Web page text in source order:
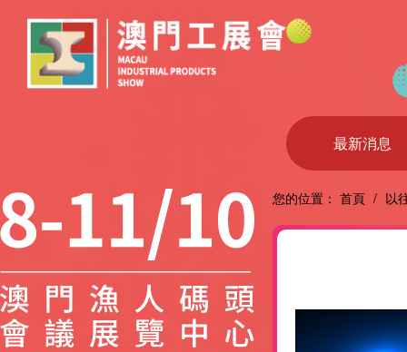
最新消息
您的位置： 首頁 / 以